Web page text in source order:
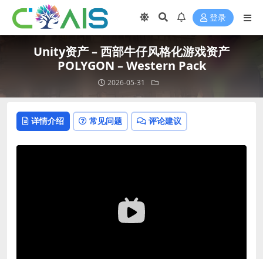
登录
Unity资产 – 西部牛仔风格化游戏资产
POLYGON – Western Pack
2026-05-31
详情介绍 常见问题 评论建议